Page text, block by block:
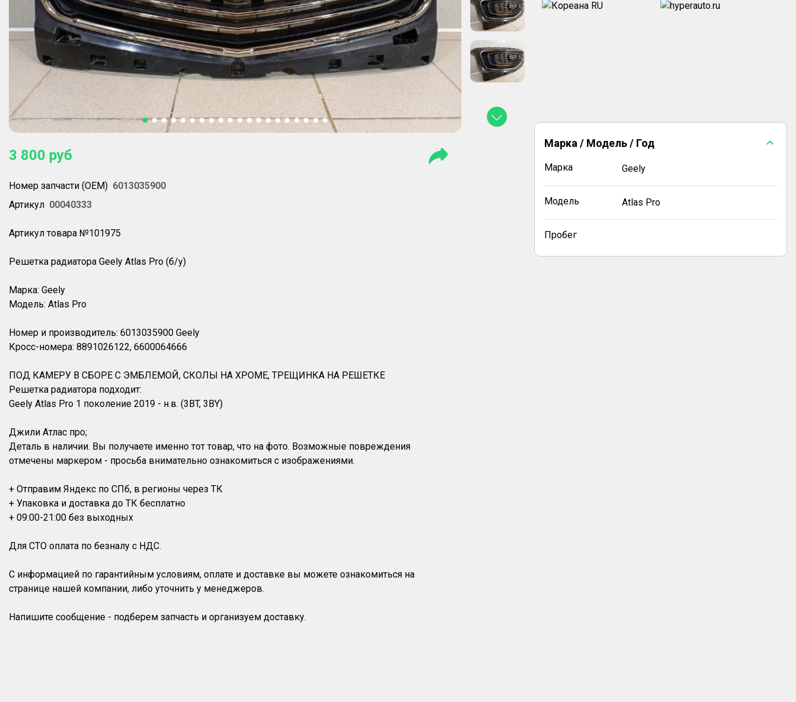
3 800 руб
Номер запчасти (OEM) 6013035900
Артикул 00040333
Артикул товара №101975
Решетка радиатора Geely Atlas Pro (б/у)
Марка: Geely
Модель: Atlas Pro
Номер и производитель: 6013035900 Geely
Кросс-номера: 8891026122, 6600064666
ПОД КАМЕРУ В СБОРЕ С ЭМБЛЕМОЙ, СКОЛЫ НА ХРОМЕ, ТРЕЩИНКА НА РЕШЕТКЕ
Решетка радиатора подходит:
Geely Atlas Pro 1 поколение 2019 - н.в. (3BT, 3BY)
Джили Атлас про;
Деталь в наличии. Вы получаете именно тот товар, что на фото. Возможные повреждения
отмечены маркером - просьба внимательно ознакомиться с изображениями.
+ Отправим Яндекс по СПб, в регионы через ТК
+ Упаковка и доставка до ТК бесплатно
+ 09:00-21:00 без выходных
Для СТО оплата по безналу с НДС.
С информацией по гарантийным условиям, оплате и доставке вы можете ознакомиться на
странице нашей компании, либо уточнить у менеджеров.
Марка / Модель / Год
Марка Geely
Модель Atlas Pro
Пробег